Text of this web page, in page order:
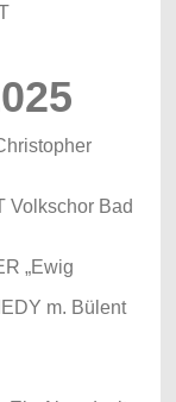
Volkschor Bad
„Ewig
m. Bülent